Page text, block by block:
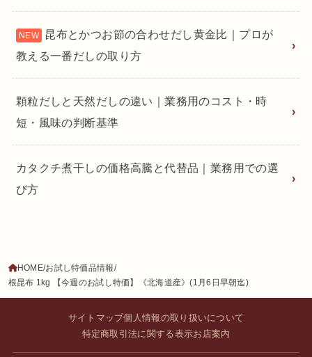
昆布とかつお節の合わせだし黄金比｜プロが
教える一番だしの取り方
顆粒だしと天然だしの違い｜業務用のコスト・時
短・風味の判断基準
カタクチ煮干しの価格高騰と代替品｜業務用での選
び方
HOME お試し特価品情報
根昆布 1kg 【今週のお試し特価】《北海道産》(1月6日早朝迄)
サイトマップ個人情報の取り扱いについて
特定商取引法に関する表示お店案内